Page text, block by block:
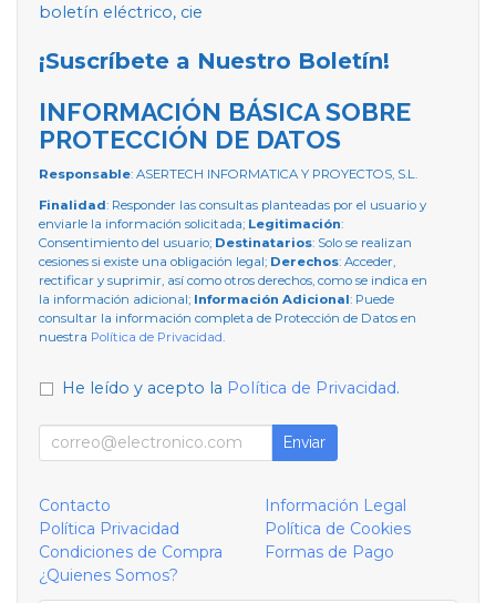
boletín eléctrico, cie
¡Suscríbete a Nuestro Boletín!
INFORMACIÓN BÁSICA SOBRE
PROTECCIÓN DE DATOS
Responsable: ASERTECH INFORMATICA Y PROYECTOS, S.L.
Finalidad: Responder las consultas planteadas por el usuario y
enviarle la información solicitada; Legitimación:
Consentimiento del usuario; Destinatarios: Solo se realizan
cesiones si existe una obligación legal; Derechos: Acceder,
rectificar y suprimir, así como otros derechos, como se indica en
la información adicional; Información Adicional: Puede
consultar la información completa de Protección de Datos en
nuestra Política de Privacidad
He leído y acepto la Política de Privacidad.
Enviar
Contacto
Información Legal
Política Privacidad
Política de Cookies
Condiciones de Compra
Formas de Pago
¿Quienes Somos?